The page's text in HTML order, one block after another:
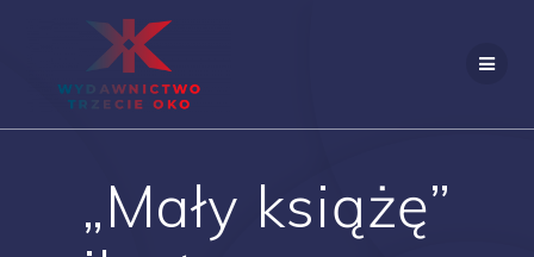
„Mały książę”